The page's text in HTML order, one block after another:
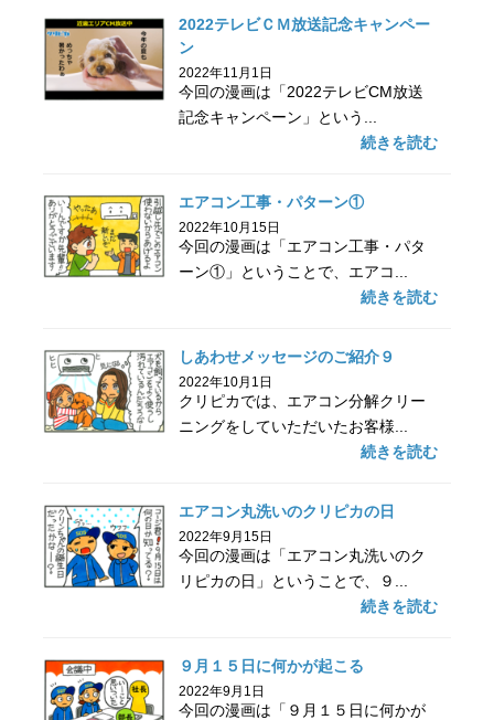
2022テレビＣＭ放送記念キャンペー
ン
2022年11月1日
今回の漫画は「2022テレビCM放送
記念キャンペーン」という...
続きを読む
エアコン工事・パターン①
2022年10月15日
今回の漫画は「エアコン工事・パタ
ーン①」ということで、エアコ...
続きを読む
しあわせメッセージのご紹介９
2022年10月1日
クリピカでは、エアコン分解クリー
ニングをしていただいたお客様...
続きを読む
エアコン丸洗いのクリピカの日
2022年9月15日
今回の漫画は「エアコン丸洗いのク
リピカの日」ということで、９...
続きを読む
９月１５日に何かが起こる
2022年9月1日
今回の漫画は「９月１５日に何かが